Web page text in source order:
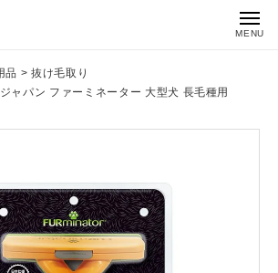
MENU
品
抜け毛取り
ャパン ファーミネーター 大型犬 長毛種用